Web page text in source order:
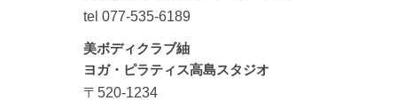
tel 077-535-6189
美ボディクラブ紬
ヨガ・ピラティス高島スタジオ
〒520-1234